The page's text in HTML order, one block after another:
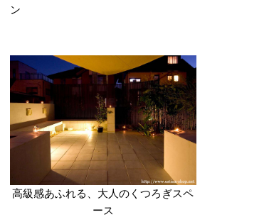
ン
高級感あふれる、大人のくつろぎスペ
ース